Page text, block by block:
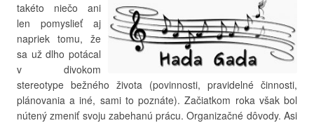
takéto niečo ani
len pomyslieť aj
napriek tomu, že
sa už dlho potácal
v divokom
stereotype bežného života (povinnosti, pravidelné činnosti,
plánovania a iné, sami to poznáte). Začiatkom roka však bol
nútený zmeniť svoju zabehanú prácu. Organizačné dôvody. Asi